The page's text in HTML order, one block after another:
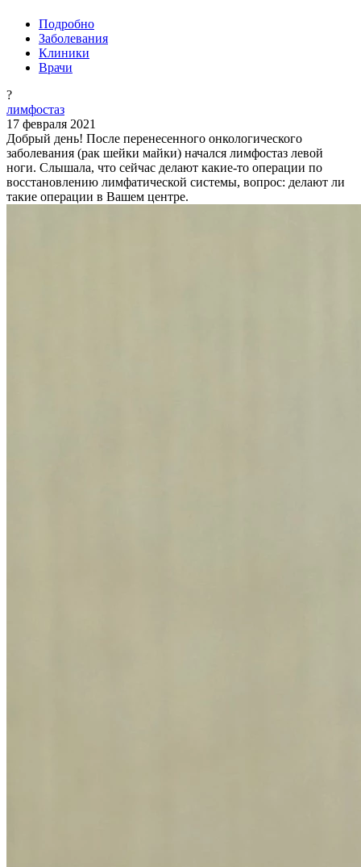
Подробно
Заболевания
Клиники
Врачи
?
лимфостаз
17 февраля 2021
Добрый день! После перенесенного онкологического
заболевания (рак шейки майки) начался лимфостаз левой
ноги. Слышала, что сейчас делают какие-то операции по
восстановлению лимфатической системы, вопрос: делают ли
такие операции в Вашем центре.